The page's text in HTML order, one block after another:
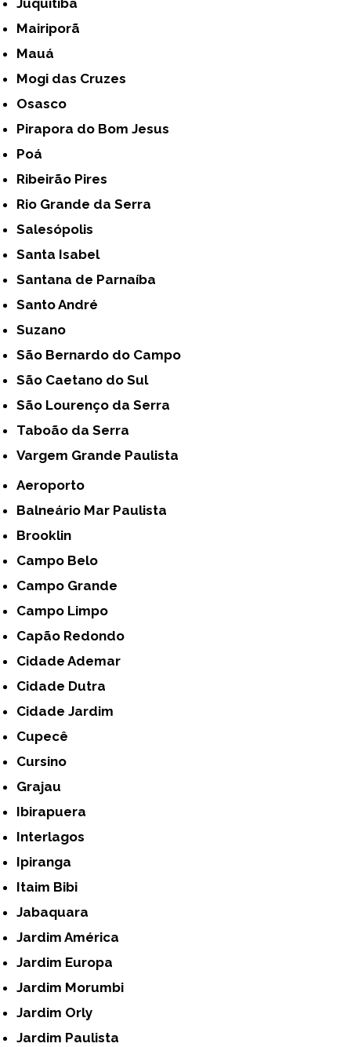
Juquitiba
Mairiporã
Mauá
Mogi das Cruzes
Osasco
Pirapora do Bom Jesus
Poá
Ribeirão Pires
Rio Grande da Serra
Salesópolis
Santa Isabel
Santana de Parnaíba
Santo André
Suzano
São Bernardo do Campo
São Caetano do Sul
São Lourenço da Serra
Taboão da Serra
Vargem Grande Paulista
Aeroporto
Balneário Mar Paulista
Brooklin
Campo Belo
Campo Grande
Campo Limpo
Capão Redondo
Cidade Ademar
Cidade Dutra
Cidade Jardim
Cupecê
Cursino
Grajau
Ibirapuera
Interlagos
Ipiranga
Itaim Bibi
Jabaquara
Jardim América
Jardim Europa
Jardim Morumbi
Jardim Orly
Jardim Paulista